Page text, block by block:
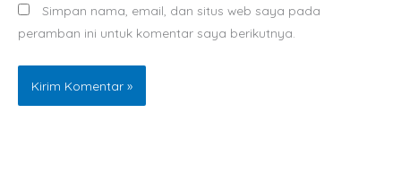
Simpan nama, email, dan situs web saya pada
peramban ini untuk komentar saya berikutnya.